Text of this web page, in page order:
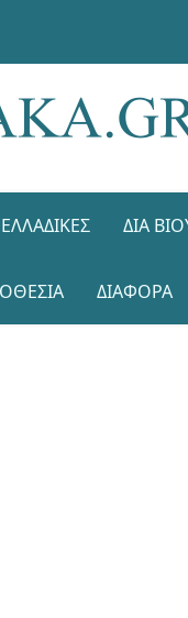
ΔΙΑ
ΔΙΑΦΟΡΑ